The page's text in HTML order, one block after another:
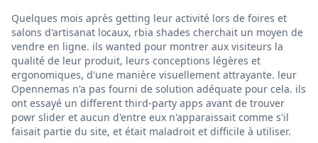
Quelques mois après getting leur activité lors de foires et
salons d'artisanat locaux, rbia shades cherchait un moyen de
vendre en ligne. ils wanted pour montrer aux visiteurs la
qualité de leur produit, leurs conceptions légères et
ergonomiques, d'une manière visuellement attrayante. leur
Opennemas n'a pas fourni de solution adéquate pour cela. ils
ont essayé un different third-party apps avant de trouver
powr slider et aucun d'entre eux n'apparaissait comme s'il
faisait partie du site, et était maladroit et difficile à utiliser.